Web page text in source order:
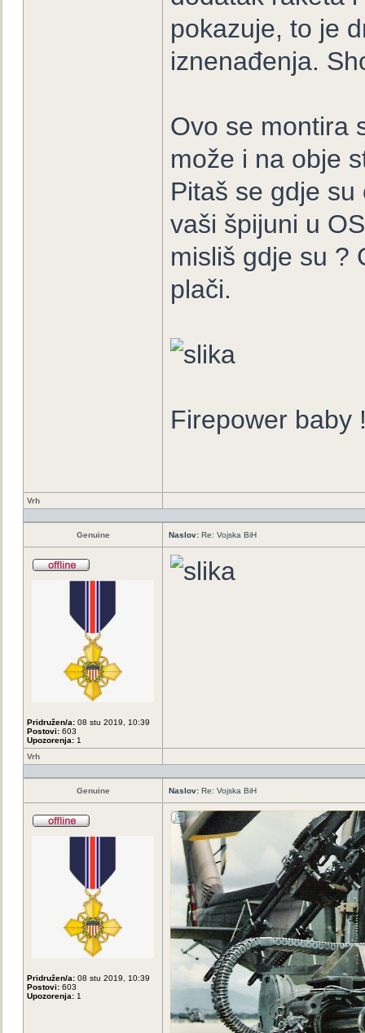
pokazuje, to je
iznenađenja.
Ovo se montira
može i na obje
Pitaš se gdje
vaši špijuni u
misliš gdje su ?
plači.
Firepower baby
Vrh
Genuine Naslov: Re: Vojska BiH
Pridružen/a: 08 stu 2019, 10:39
Postovi: 603
Upozorenja: 1
Vrh
Genuine Naslov: Re: Vojska BiH
Pridružen/a: 08 stu 2019, 10:39
Postovi: 603
Upozorenja: 1